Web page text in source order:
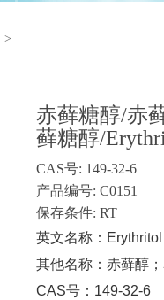
赤藓糖醇/赤
藓糖醇/
CAS号: 149-32-6
产品编号: C0151
保存条件: RT
英文名称：
其他名称：赤藓醇
CAS号：149-32-6